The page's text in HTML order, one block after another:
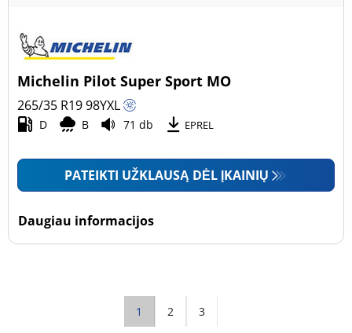
Michelin Pilot Super Sport MO
265/35 R1998YXL
D B 71 db EPREL
PATEIKTI UŽKLAUSĄ DĖL ĮKAINIŲ
Daugiau informacijos
1 2 3